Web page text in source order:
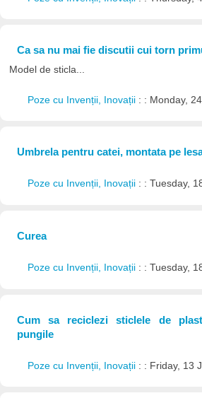
Ca sa nu mai fie discutii cui torn
Model de sticla...
Poze cu Invenții, Inovații : : Monday,
Umbrela pentru catei, montata pe
Poze cu Invenții, Inovații : : Tuesday,
Curea
Poze cu Invenții, Inovații : : Tuesday,
Cum sa reciclezi sticlele de
pungile
Poze cu Invenții, Inovații : : Friday, 13